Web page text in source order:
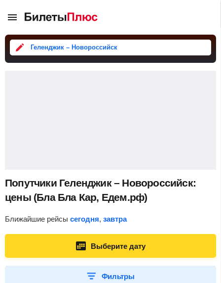
Геленджик – Новороссийск
Попутчики Геленджик – Новороссийск:
цены (Бла Бла Кар, Едем.рф)
Ближайшие рейсы сегодня, завтра
Выберите дату
Фильтры